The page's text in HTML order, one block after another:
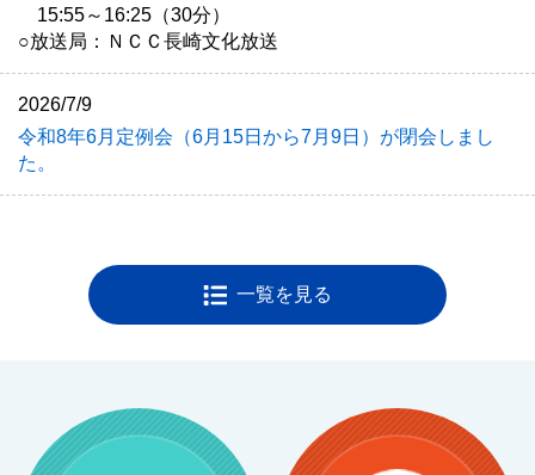
行政視察の受入れ
長崎県議会ハラスメント専門相談窓口
政務活動費
ソーシャルメディア運用ポリシー
県議会事務局
県議会の役割と審議
15:55～16:25（30分）
○放送局：ＮＣＣ長崎文化放送
2026/7/9
令和8年6月定例会（6月15日から7月9日）が閉会しまし
た。
一覧を見る